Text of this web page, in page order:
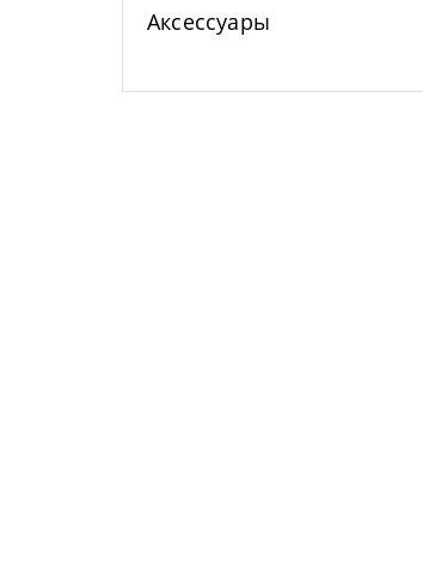
Аксессуары